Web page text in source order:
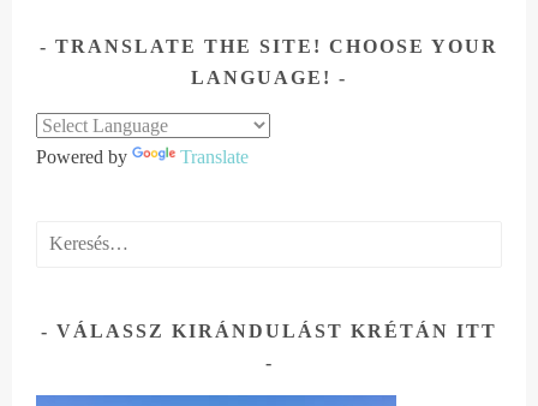
TRANSLATE THE SITE! CHOOSE YOUR
LANGUAGE!
Powered by Translate
Keresés:
VÁLASSZ KIRÁNDULÁST KRÉTÁN ITT